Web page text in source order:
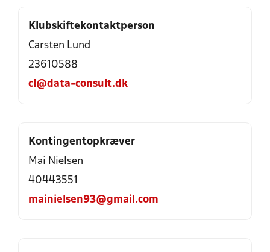
Klubskiftekontaktperson
Carsten Lund
23610588
cl@data-consult.dk
Kontingentopkræver
Mai Nielsen
40443551
mainielsen93@gmail.com